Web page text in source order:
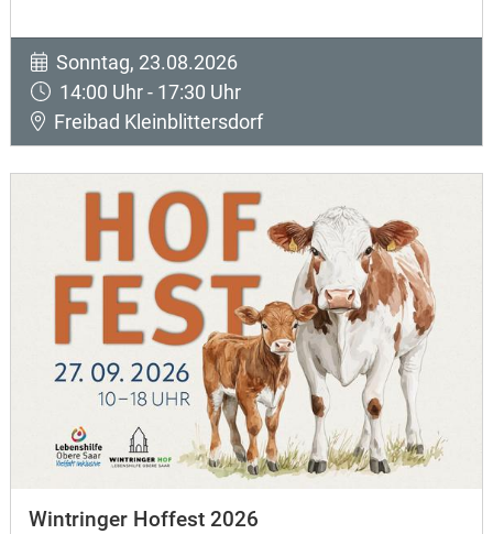
Sonntag, 23.08.2026
14:00 Uhr - 17:30 Uhr
Freibad Kleinblittersdorf
Wintringer Hoffest 2026